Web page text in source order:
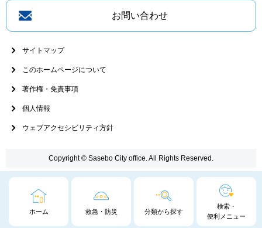
ホーム 救急・防災 分類から探す
検索・
便利メニュー
お問い合わせ
サイトマップ
このホームページについて
著作権・免責事項
個人情報
ウェブアクセシビリティ方針
Copyright © Sasebo City office. All Rights Reserved.